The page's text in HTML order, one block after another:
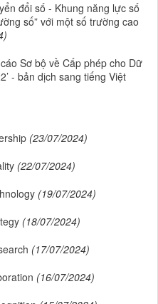
đổi số - Khung năng lực số
số” với một số trường cao
Sơ bộ về Cấp phép cho Dữ
- bản dịch sang tiếng Việt
(23/07/2024)
(22/07/2024)
(19/07/2024)
(18/07/2024)
(17/07/2024)
(16/07/2024)